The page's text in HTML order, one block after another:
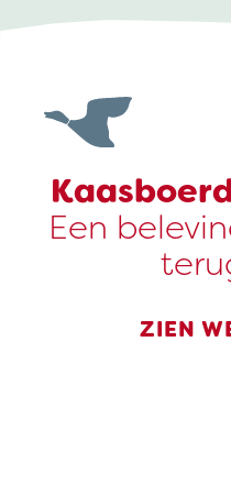
Een
ZIEN